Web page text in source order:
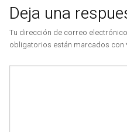
Deja una
Tu dirección de correo
obligatorios están marcados con